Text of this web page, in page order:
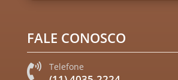
FALE CONOSCO
 Telefone